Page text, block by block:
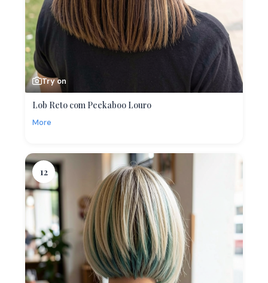
Try on
Lob Reto com Peekaboo Louro
More
12